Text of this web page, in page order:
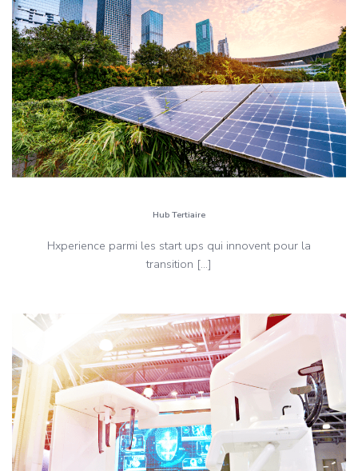
Hub Tertiaire
Hxperience parmi les start ups qui innovent pour la
transition […]